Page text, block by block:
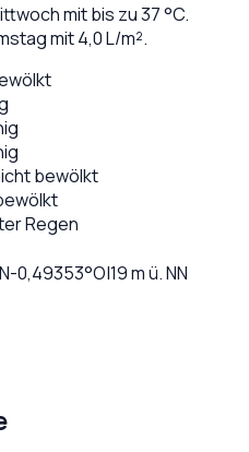
mit bis zu 37 °C.
mit 4,0 L/m².
bewölkt
Regen
-0,49353°O|19m ü. NN